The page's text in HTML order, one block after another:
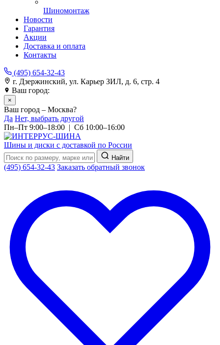
Шиномонтаж
Новости
Гарантия
Акции
Доставка и оплата
Контакты
(495) 654-32-43
г. Дзержинский, ул. Карьер ЗИЛ, д. 6, стр. 4
Ваш город:
×
Ваш город – Москва?
Да Нет, выбрать другой
Пн–Пт 9:00–18:00 | Сб 10:00–16:00
Шины и диски с доставкой по России
Найти
(495) 654-32-43 Заказать обратный звонок